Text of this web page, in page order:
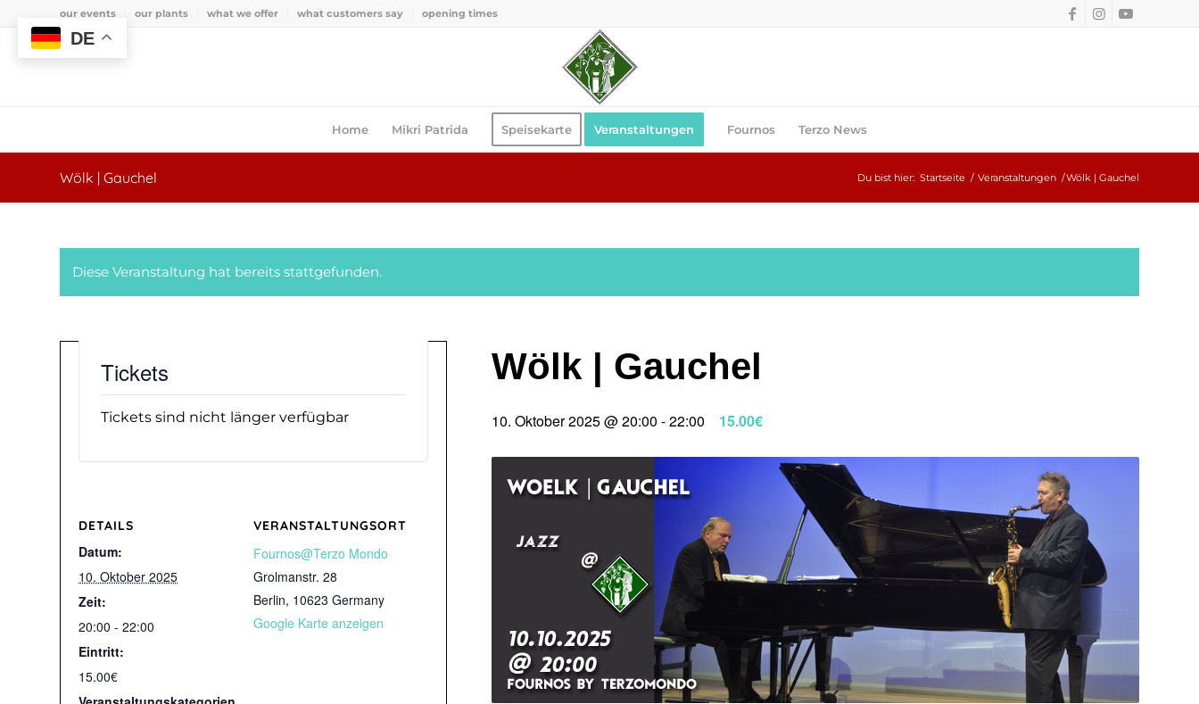
our events our plants what we offer what customers say opening times
Home Mikri Patrida Speisekarte Veranstaltungen Fournos Terzo News
Wölk | Gauchel Du bist hier: Startseite / Veranstaltungen /Wölk | Gauchel
Diese Veranstaltung hat bereits stattgefunden.
Wölk | Gauchel
10. Oktober 2025 @ 20:00 -22:00 15.00€
DETAILS
Datum:
10. Oktober 2025
Zeit:
20:00 - 22:00
Eintritt:
15.00€
VERANSTALTUNGSORT
Fournos@Terzo Mondo
Grolmanstr. 28
Berlin, 10623 Germany
Google Karte anzeigen
Tickets
Tickets sind nicht länger verfügbar
DE